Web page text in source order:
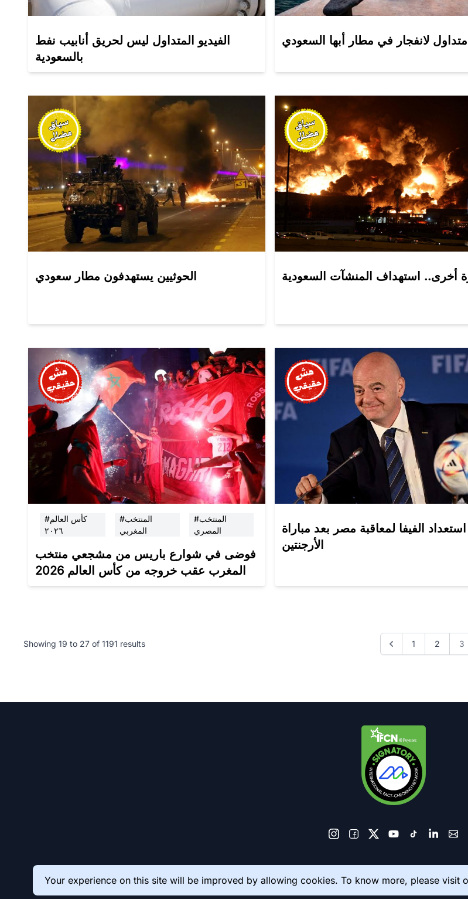
الفيديو المتداول ليس لحريق أنابيب نفط
بالسعودية
متداول لانفجار في مطار أبها السعودي
الحوثيين يستهدفون مطار سعودي أخرى.. استهداف المنشآت السعودية
#كأس العالم
٢٠٢٦
#المنتخب
المغربي
#المنتخب
المصري
فوضى في شوارع باريس من مشجعي منتخب
المغرب عقب خروجه من كأس العالم 2026
استعداد الفيفا لمعاقبة مصر بعد مباراة
الأرجنتين
Showing 19 to 27 of 1191 results 1 2 3
Your experience on this site will be improved by allowing cookies. To know more, please visit